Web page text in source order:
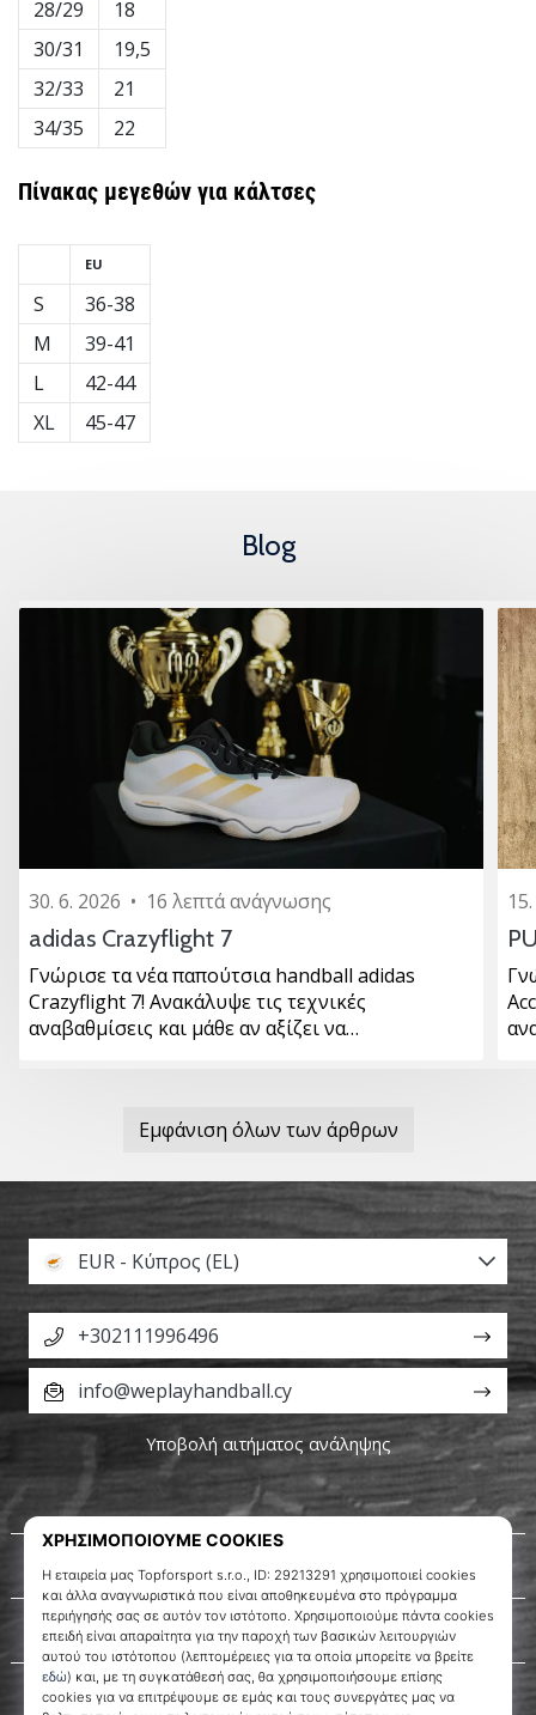
28/29
30/31
32/33
34/35
18
19,5
21
22
Πίνακας μεγεθών για κάλτσες
S
M
L
XL
EU
36-38
39-41
42-44
45-47
Blog
30. 6. 2026 • 16 λεπτά ανάγνωσης
adidas Crazyflight 7
Γνώρισε τα νέα παπούτσια handball adidas
Crazyflight 7! Ανακάλυψε τις τεχνικές
αναβαθμίσεις και μάθε αν αξίζει να…
Εμφάνιση όλων των άρθρων
Σχετικά μ' εμάς
Εξυπηρέτηση πελατών
EUR - Κύπρος (EL)
+302111996496
info@weplayhandball.cy
Υποβολή αιτήματος ανάληψης